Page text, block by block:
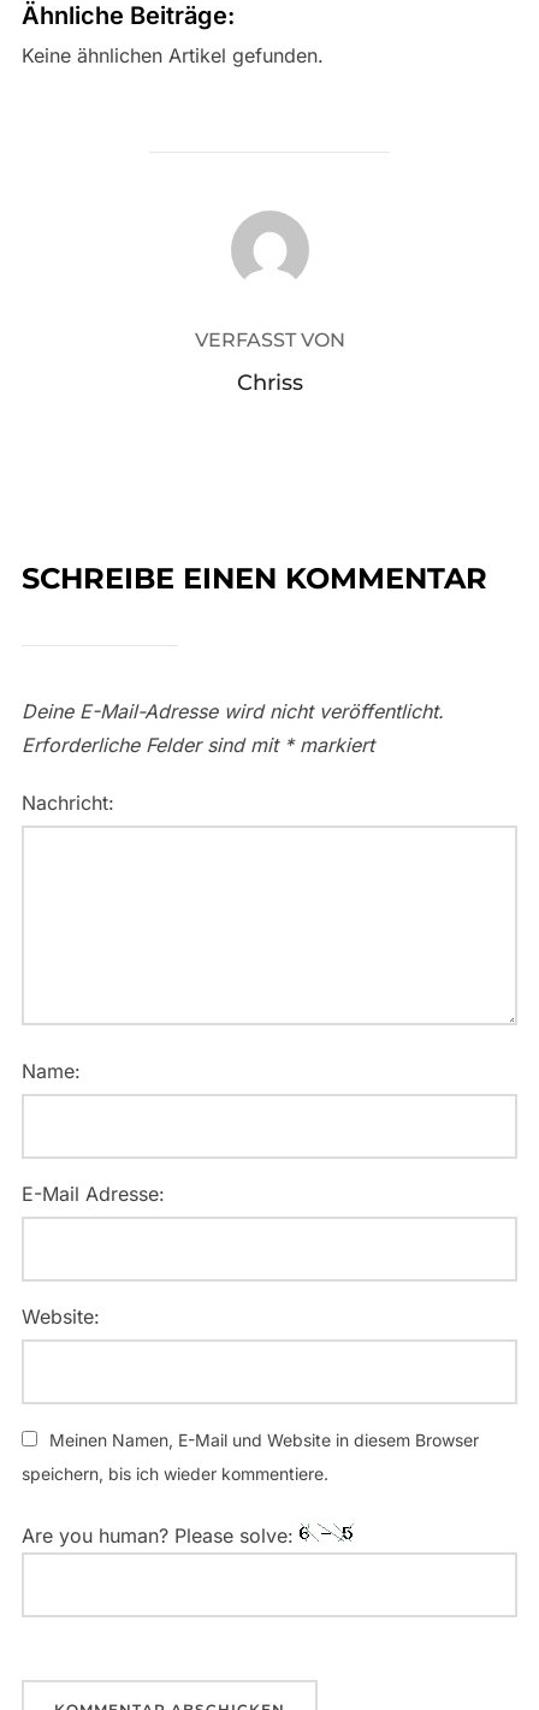
Ähnliche Beiträge:
Keine ähnlichen Artikel gefunden.
BEITRAGSAUTOR
VERFASST VON
Chriss
SCHREIBE EINEN KOMMENTAR
Deine E-Mail-Adresse wird nicht veröffentlicht.
Erforderliche Felder sind mit *markiert
Nachricht:
Name:
E-Mail Adresse:
Website:
Meinen Namen, E-Mail und Website in diesem Browser
speichern, bis ich wieder kommentiere.
Are you human? Please solve: